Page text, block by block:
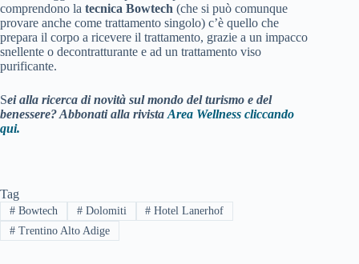
comprendono la tecnica Bowtech (che si può comunque
provare anche come trattamento singolo) c’è quello che
prepara il corpo a ricevere il trattamento, grazie a un impacco
snellente o decontratturante e ad un trattamento viso
purificante.
Sei alla ricerca di novità sul mondo del turismo e del
benessere? Abbonati alla rivista Area Wellness cliccando
qui.
Tag
#Bowtech #Dolomiti # Hotel Lanerhof
#Trentino Alto Adige